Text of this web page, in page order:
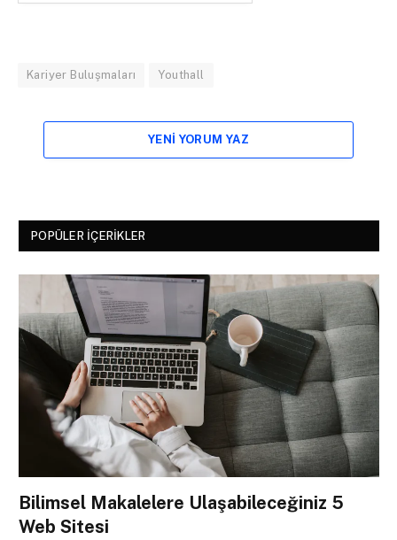
Kariyer Buluşmaları Youthall
YENI YORUM YAZ
POPÜLER İÇERIKLER
Bilimsel Makalelere Ulaşabileceğiniz 5
Web Sitesi